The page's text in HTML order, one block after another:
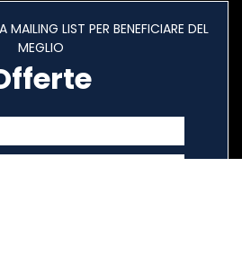
MAILING LIST PER BENEFICIARE DEL
MEGLIO